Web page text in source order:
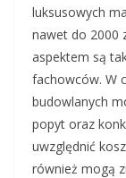
luksusowych
nawet do 2000
aspektem są
fachowców. W
budowlanych
popyt oraz
uwzględnić
również mogą